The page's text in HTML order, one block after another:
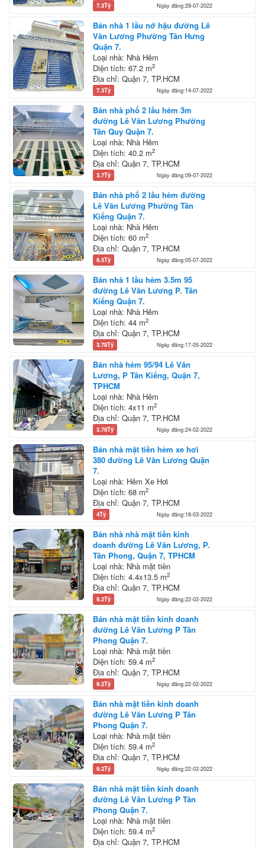
7.3Tỷ Ngày đăng:29-07-2022
Bán nhà 1 lầu nở hậu đường Lê
Văn Lương Phường Tân Hưng
Quận 7.
Loại nhà: Nhà Hẻm
Diện tích: 67.2 m2
Địa chỉ: Quận 7, TP.HCM
7.3Tỷ Ngày đăng:14-07-2022
Bán nhà phố 2 lầu hẻm 3m
đường Lê Văn Lương Phường
Tân Quy Quận 7.
Loại nhà: Nhà Hẻm
Diện tích: 40.2 m2
Địa chỉ: Quận 7, TP.HCM
3.7Tỷ Ngày đăng:09-07-2022
Bán nhà phố 2 lầu hẻm đường
Lê Văn Lương Phường Tân
Kiểng Quận 7.
Loại nhà: Nhà Hẻm
Diện tích: 60 m2
Địa chỉ: Quận 7, TP.HCM
6.5Tỷ Ngày đăng:05-07-2022
Bán nhà 1 lầu hẻm 3.5m 95
đường Lê Văn Lương P. Tân
Kiểng Quận 7.
Loại nhà: Nhà Hẻm
Diện tích: 44 m2
Địa chỉ: Quận 7, TP.HCM
3.78Tỷ Ngày đăng:17-05-2022
Bán nhà hẻm 95/94 Lê Văn
Lương, P Tân Kiểng, Quận 7,
TPHCM
Loại nhà: Nhà Hẻm
Diện tích: 4x11 m2
Địa chỉ: Quận 7, TP.HCM
3.78Tỷ Ngày đăng:24-02-2022
Bán nhà mặt tiền hẻm xe hơi
380 đường Lê Văn Lương Quận
7.
Loại nhà: Hẻm Xe Hơi
Diện tích: 68 m2
Địa chỉ: Quận 7, TP.HCM
4Tỷ Ngày đăng:18-03-2022
Bán nhà nhà mặt tiền kinh
doanh đường Lê Văn Lương, P.
Tân Phong, Quận 7, TPHCM
Loại nhà: Nhà mặt tiền
Diện tích: 4.4x13.5 m2
Địa chỉ: Quận 7, TP.HCM
9.2Tỷ Ngày đăng:22-02-2022
Bán nhà mặt tiền kinh doanh
đường Lê Văn Lương P Tân
Phong Quận 7.
Loại nhà: Nhà mặt tiền
Diện tích: 59.4 m2
Địa chỉ: Quận 7, TP.HCM
9.2Tỷ Ngày đăng:22-02-2022
Bán nhà mặt tiền kinh doanh
đường Lê Văn Lương P Tân
Phong Quận 7.
Loại nhà: Nhà mặt tiền
Diện tích: 59.4 m2
Địa chỉ: Quận 7, TP.HCM
9.2Tỷ Ngày đăng:22-02-2022
Bán nhà mặt tiền kinh doanh
đường Lê Văn Lương P Tân
Phong Quận 7.
Loại nhà: Nhà mặt tiền
Diện tích: 59.4 m2
Địa chỉ: Quận 7, TP.HCM